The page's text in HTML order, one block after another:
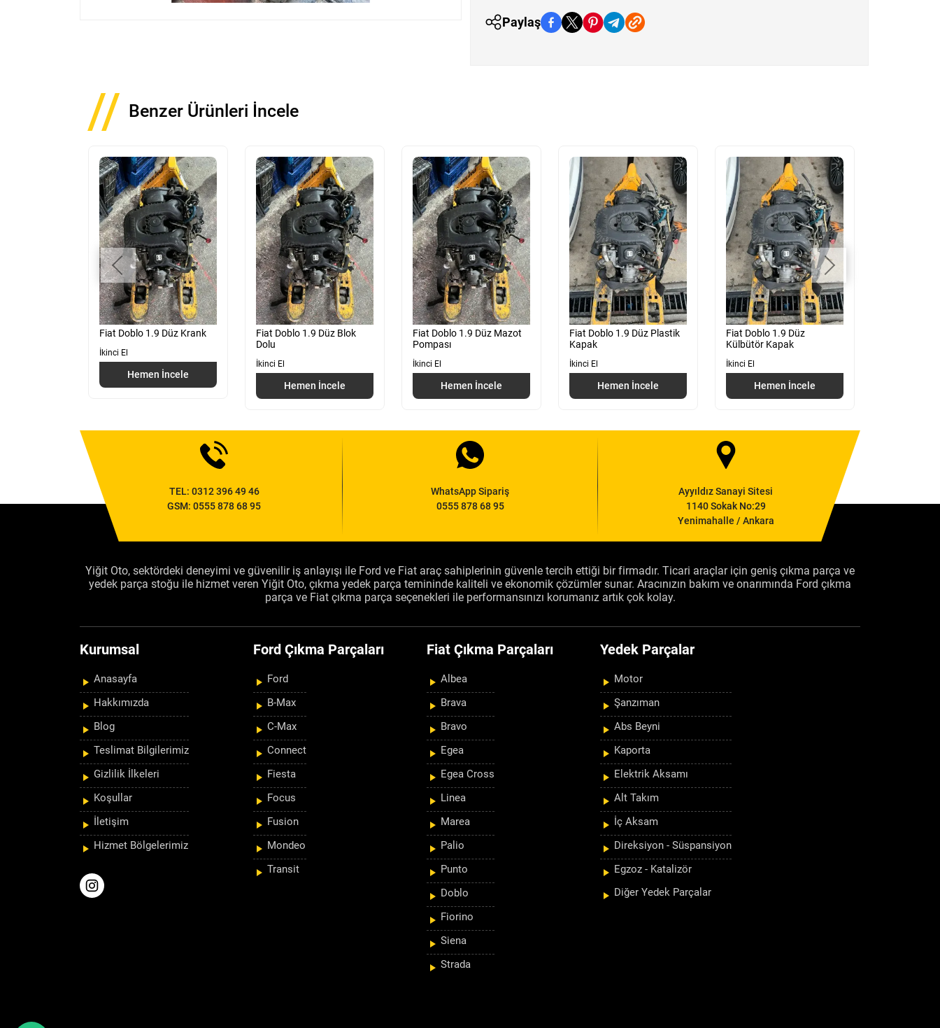
Paylaş
Benzer Ürünleri İncele
Fiat Doblo 1.9 Düz Krank
İkinci El
Hemen İncele
Fiat Doblo 1.9 Düz Blok
Dolu
İkinci El
Hemen İncele
Fiat Doblo 1.9 Düz Mazot
Pompası
İkinci El
Hemen İncele
Fiat Doblo 1.9 Düz Plastik
Kapak
İkinci El
Hemen İncele
Fiat Doblo 1.9 Düz
Külbütör Kapak
İkinci El
Hemen İncele
TEL: 0312 396 49 46
GSM:0555 878 68 95
WhatsApp Sipariş
0555 878 68 95
Ayyıldız Sanayi Sitesi
1140 Sokak No:29
Yenimahalle / Ankara
Yiğit Oto, sektördeki deneyimi ve güvenilir iş anlayışı ile Ford ve Fiat araç sahiplerinin güvenle tercih ettiği bir firmadır. Ticari araçlar için geniş çıkma parça ve
yedek parça stoğu ile hizmet veren Yiğit Oto, çıkma yedek parça temininde kaliteli ve ekonomik çözümler sunar. Aracınızın bakım ve onarımında Ford çıkma
parça ve Fiat çıkma parça seçenekleri ile performansınızı korumanız artık çok kolay.
Kurumsal
Anasayfa
Hakkımızda
Blog
Teslimat Bilgilerimiz
Gizlilik İlkeleri
Koşullar
İletişim
Hizmet Bölgelerimiz
Ford Çıkma Parçaları
Ford
B-Max
C-Max
Connect
Fiesta
Focus
Fusion
Mondeo
Transit
Fiat Çıkma Parçaları
Albea
Brava
Bravo
Egea
Egea Cross
Linea
Marea
Palio
Punto
Doblo
Fiorino
Siena
Strada
Yedek Parçalar
Motor
Şanzıman
Abs Beyni
Kaporta
Elektrik Aksamı
Alt Takım
İç Aksam
Direksiyon - Süspansiyon
Egzoz - Katalizör
Diğer Yedek Parçalar